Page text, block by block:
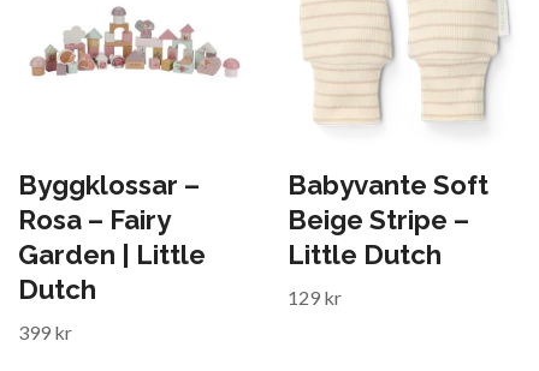
Byggklossar –
Rosa – Fairy
Garden | Little
Dutch
399 kr
Babyvante Soft
Beige Stripe –
Little Dutch
129 kr